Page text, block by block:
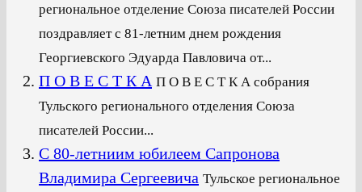
региональное отделение Союза писателей России
поздравляет с 81-летним днем рождения
Георгиевского Эдуарда Павловича от...
П О В Е С Т К А П О В Е С Т К А собрания
Тульского регионального отделения Союза
писателей России...
С 80-летниим юбилеем Сапронова
Владимира Сергеевича Тульское региональное